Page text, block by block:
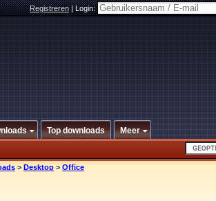
Registreren|Login:
Top downloads Meer
> Desktop > Office